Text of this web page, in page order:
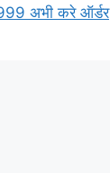
अभी करे ऑर्डर